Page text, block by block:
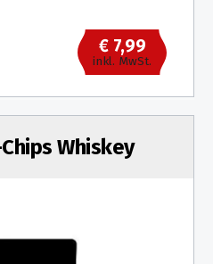
€ 7,99
inkl. MwSt.
Whiskey